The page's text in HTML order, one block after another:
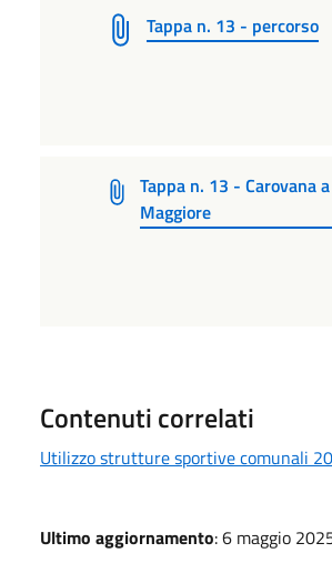
Tappa n. 13 - percorso
Tappa n. 13 - Carovana
Maggiore
Contenuti correlati
Utilizzo strutture sportive comunali
Ultimo aggiornamento: 6 maggio